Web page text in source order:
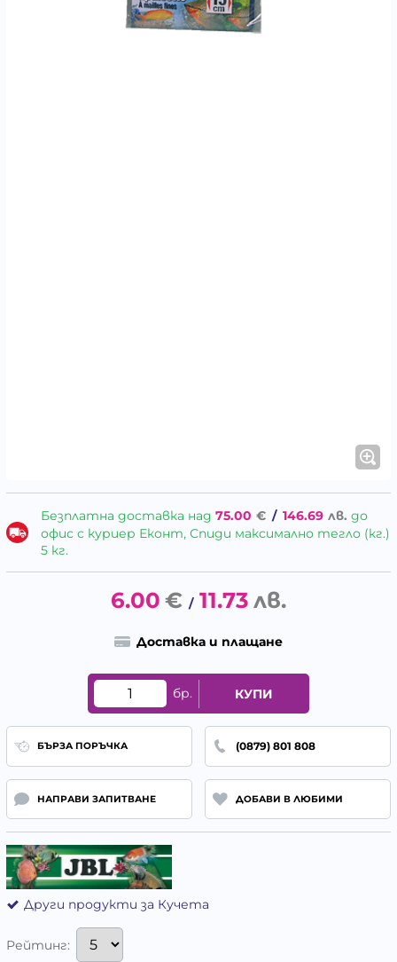
Безплатна доставка над 75.00 € / 146.69 лв. до
офис с куриер Еконт, Спиди максимално тегло (кг.)
5 кг.
6.00 € / 11.73 лв.
Доставка и плащане
бр. КУПИ
БЪРЗА ПОРЪЧКА (0879) 801 808
НАПРАВИ ЗАПИТВАНЕ ДОБАВИ В ЛЮБИМИ
Други продукти за Кучета
Рейтинг: